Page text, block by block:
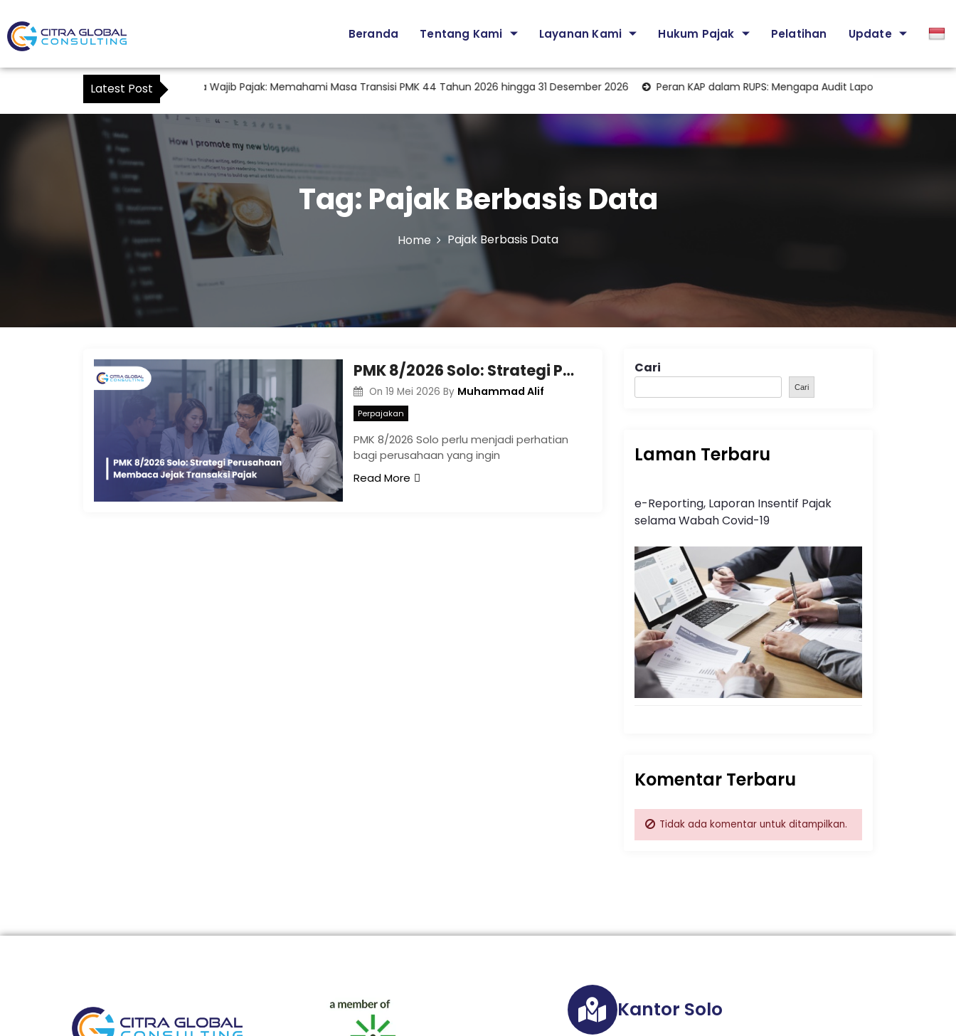
Beranda Tentang Kami Layanan Kami Hukum Pajak Pelatihan Update
Latest Post
Konsultan Pajak Sebagai Kuasa Wajib Pajak: Memahami Masa Transisi PMK 44 Tahun 2026 hingga 31 Desember 2026 Peran KAP dalam RUPS: Mengapa Audit Laporan Keuangan
Tag: Pajak Berbasis Data
Home Pajak Berbasis Data
PMK 8/2026 Solo: Strategi Perusahaan Membaca Jejak Transaksi Pajak
On 19 Mei 2026 By Muhammad Alif
Perpajakan
PMK 8/2026 Solo perlu menjadi perhatian
bagi perusahaan yang ingin
Read More
Cari
Cari
Laman Terbaru
e-Reporting, Laporan Insentif Pajak
selama Wabah Covid-19
Komentar Terbaru
Tidak ada komentar untuk ditampilkan.
Kantor Solo